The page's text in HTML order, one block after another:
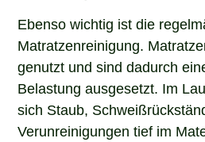
Ebenso wichtig ist die
Matratzenreinigung.
genutzt und sind dadurch
Belastung ausgesetzt. Im
sich Staub,
Verunreinigungen tief im